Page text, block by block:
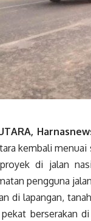
kembali
di jalan
pengguna
di lapangan,
berserakan